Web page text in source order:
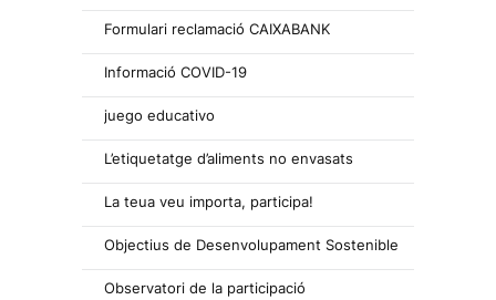
Formulari reclamació CAIXABANK
Informació COVID-19
juego educativo
L’etiquetatge d’aliments no envasats
La teua veu importa, participa!
Objectius de Desenvolupament Sostenible
Observatori de la participació